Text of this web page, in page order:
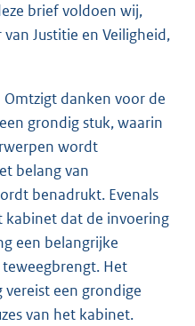
brief voldoen wij,
Justitie en Veiligheid,
danken voor de
grondig stuk, waarin
wordt
belang van
benadrukt. Evenals
kabinet dat de invoering
een belangrijke
Het
vereist een grondige
van het kabinet.